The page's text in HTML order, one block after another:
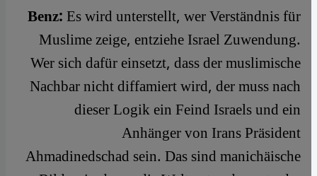
Benz:Es wird unterstellt, wer Verständnis für
Muslime zeige, entziehe Israel Zuwendung.
Wer sich dafür einsetzt, dass der muslimische
Nachbar nicht diffamiert wird, der muss nach
dieser Logik ein Feind Israels und ein
Anhänger von Irans Präsident
Ahmadinedschad sein. Das sind manichäische